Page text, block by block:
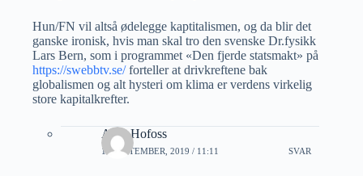
Hun/FN vil altså ødelegge kaptitalismen, og da blir det
ganske ironisk, hvis man skal tro den svenske Dr.fysikk
Lars Bern, som i programmet «Den fjerde statsmakt» på
https://swebbtv.se/forteller at drivkreftene bak
globalismen og alt hysteri om klima er verdens virkelig
store kapitalkrefter.
Arne Hofoss
10 SEPTEMBER, 2019 / 11:11 SVAR